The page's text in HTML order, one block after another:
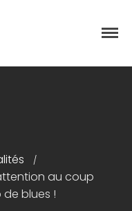
/
au coup
blues !